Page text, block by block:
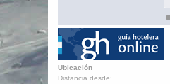
Ubicación
Distancia desde: